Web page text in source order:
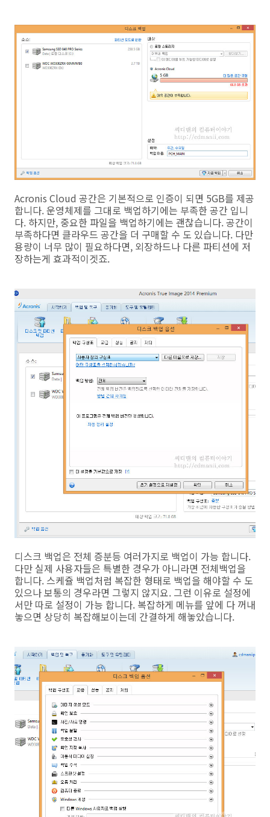
Acronis Cloud 공간은 기본적으로 인증이 되면 5GB를 제공
합니다. 운영체제를 그대로 백업하기에는 부족한 공간 입니
다. 하지만, 중요한 파일을 백업하기에는 괜찮습니다. 공간이
부족하다면 클라우드 공간을 더 구매할 수 도 있습니다. 다만
용량이 너무 많이 필요하다면, 외장하드나 다른 파티션에 저
장하는게 효과적이겟죠.
디스크 백업은 전체 증분등 여러가지로 백업이 가능 합니다.
다만 실제 사용자들은 특별한 경우가 아니라면 전체백업을
합니다. 스케쥴 백업처럼 복잡한 형태로 백업을 해야할 수 도
있으나 보통의 경우라면 그렇지 않지요. 그런 이유로 설정에
서만 따로 설정이 가능 합니다. 복잡하게 메뉴를 앞에 다 꺼내
놓으면 상당히 복잡해보이는데 간결하게 해놓았습니다.